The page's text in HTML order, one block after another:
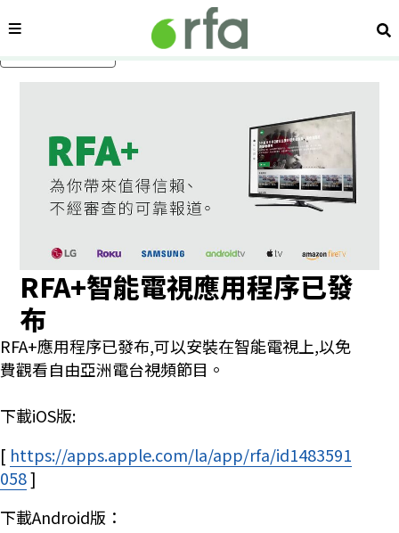
內容分類 搜
RFA+智能電視應用程序已發
布
RFA+應用程序已發布,可以安裝在智能電視上,以免
費觀看自由亞洲電台視頻節目。
下載iOS版:
[ https://apps.apple.com/la/app/rfa/id1483591
058Opens in new window
]
下載Android版：